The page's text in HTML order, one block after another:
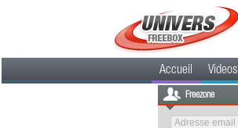
Accueil Videos
Freezone